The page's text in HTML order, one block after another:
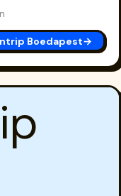
Boedapest→